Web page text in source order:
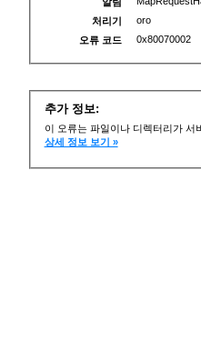
처리기
oro
오류 코드
0x80070002
추가 정보:
이 오류는 파일이나 디렉터리가
상세 정보 보기 »